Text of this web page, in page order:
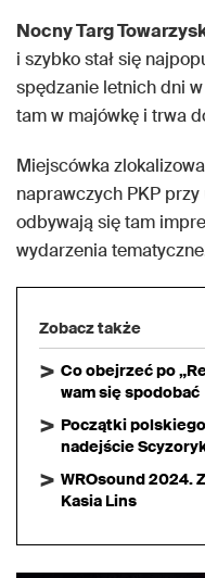
Nocny Targ
i szybko stał się
spędzanie letnich dni
tam w majówkę i trwa
Miejscówka
naprawczych PKP
odbywają się tam
wydarzenia
Zobacz także
Co obejrzeć po
wam się spodobać
Początki
nadejście
WROsound 2024.
Kasia Lins